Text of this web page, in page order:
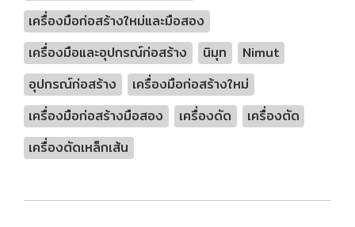
เครื่องมือก่อสร้างใหม่และมือสอง
เครื่องมือและอุปกรณ์ก่อสร้าง
นิมุท
Nimut
อุปกรณ์ก่อสร้าง
เครื่องมือก่อสร้างใหม่
เครื่องมือก่อสร้างมือสอง
เครื่องดัด
เครื่องตัด
เครื่องตัดเหล็กเส้น